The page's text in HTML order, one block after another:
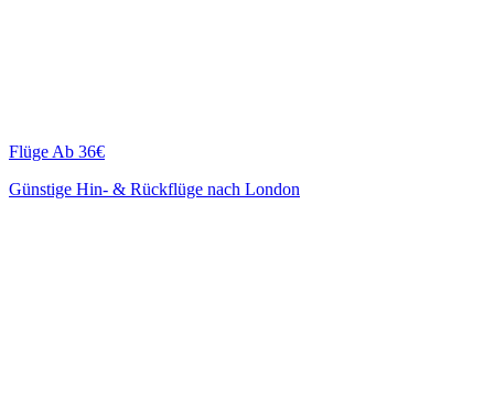
Flüge Ab 36€
Günstige Hin- & Rückflüge nach London